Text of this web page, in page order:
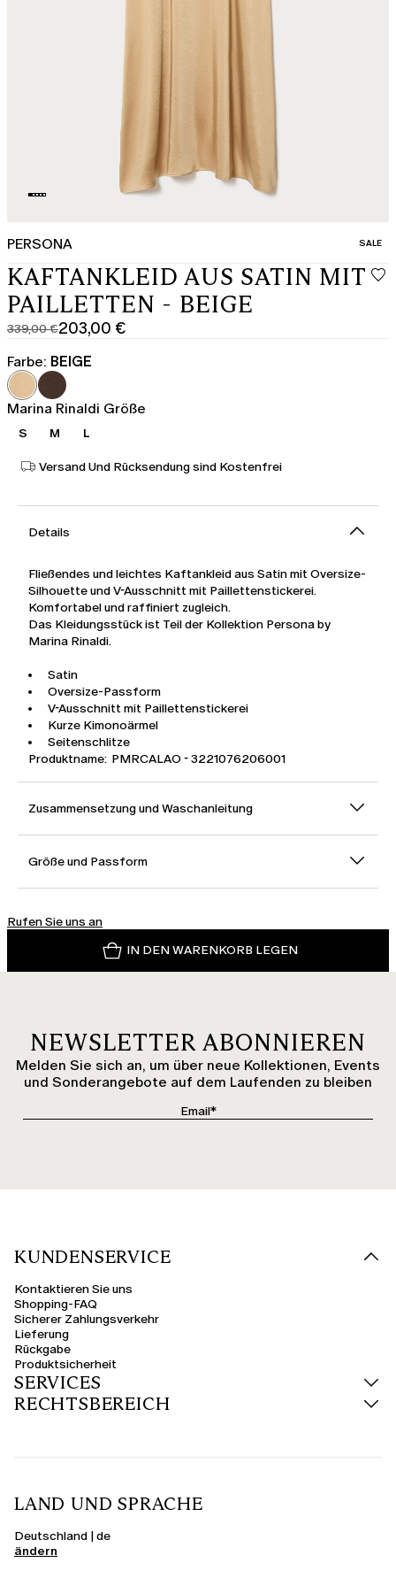
PERSONA SALE
KAFTANKLEID AUS SATIN MIT
PAILLETTEN - BEIGE
339,00 €
Ursprünglicher
Preis
339,00
€
203,00 €
Aktueller
Preis
203,00
€
Farbe: BEIGE
Marina Rinaldi Größe
S M L
Versand Und Rücksendung sind Kostenfrei
Details
Fließendes und leichtes Kaftankleid aus Satin mit Oversize-
Silhouette und V-Ausschnitt mit Paillettenstickerei.
Komfortabel und raffiniert zugleich.
Das Kleidungsstück ist Teil der Kollektion Persona by
Marina Rinaldi.
Satin
Oversize-Passform
V-Ausschnitt mit Paillettenstickerei
Kurze Kimonoärmel
Seitenschlitze
Produktname: PMRCALAO - 3221076206001
Zusammensetzung und Waschanleitung
Größe und Passform
Rufen Sie uns an
IN DEN WARENKORB LEGEN
NEWSLETTER ABONNIEREN
Melden Sie sich an, um über neue Kollektionen, Events
und Sonderangebote auf dem Laufenden zu bleiben
KUNDENSERVICE
Kontaktieren Sie uns
Shopping-FAQ
Sicherer Zahlungsverkehr
Lieferung
Rückgabe
Produktsicherheit
SERVICES
RECHTSBEREICH
LAND UND SPRACHE
Deutschland | de
ändern